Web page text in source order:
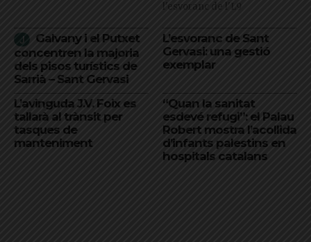
l'esvoranc de l'L9
Galvany i el Putxet
concentren la majoria
dels pisos turístics de
Sarrià – Sant Gervasi
L’esvoranc de Sant
Gervasi: una gestió
exemplar
L’avinguda J.V. Foix es
tallarà al trànsit per
tasques de
manteniment
“Quan la sanitat
esdevé refugi”: el Palau
Robert mostra l’acollida
d’infants palestins en
hospitals catalans